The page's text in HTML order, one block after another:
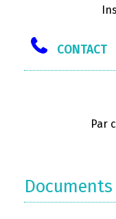
CONTACT
Par